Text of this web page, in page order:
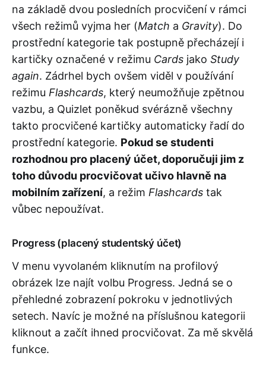
na základě dvou posledních procvičení v rámci
všech režimů vyjma her (Match a Gravity). Do
prostřední kategorie tak postupně přecházejí i
kartičky označené v režimu Cards jako Study
again. Zádrhel bych ovšem viděl v používání
režimu Flashcards, který neumožňuje zpětnou
vazbu, a Quizlet poněkud svérázně všechny
takto procvičené kartičky automaticky řadí do
prostřední kategorie. Pokud se studenti
rozhodnou pro placený účet, doporučuji jim z
toho důvodu procvičovat učivo hlavně na
mobilním zařízení, a režim Flashcards tak
vůbec nepoužívat.
Progress (placený studentský účet)
V menu vyvolaném kliknutím na profilový
obrázek lze najít volbu Progress. Jedná se o
přehledné zobrazení pokroku v jednotlivých
setech. Navíc je možné na příslušnou kategorii
kliknout a začít ihned procvičovat. Za mě skvělá
funkce.